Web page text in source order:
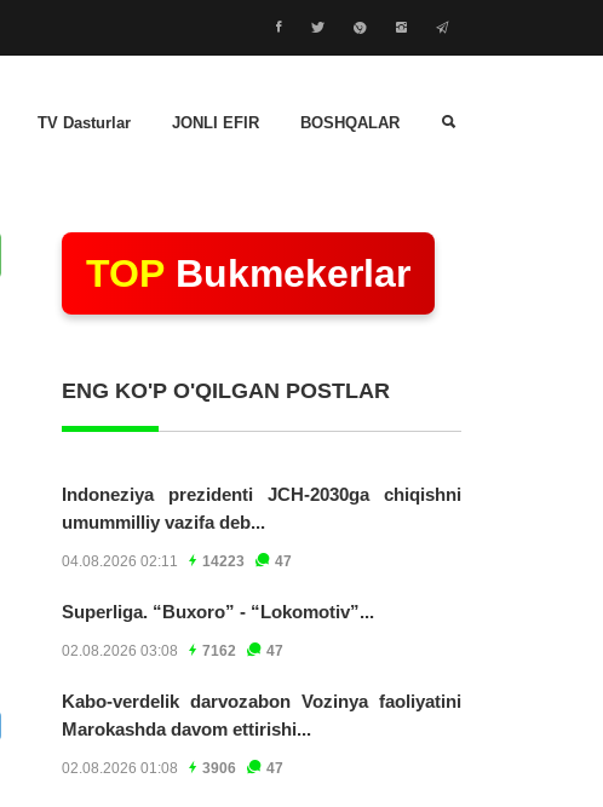
TV Dasturlar JONLI EFIR BOSHQALAR
TOP Bukmekerlar
ENG KO'P O'QILGAN POSTLAR
Indoneziya prezidenti JCH-2030ga chiqishni
umummilliy vazifa deb...
04.08.2026 02:11 14223 47
Superliga. “Buxoro” - “Lokomotiv”...
02.08.2026 03:08 7162 47
Kabo-verdelik darvozabon Vozinya faoliyatini
Marokashda davom ettirishi...
02.08.2026 01:08 3906 47